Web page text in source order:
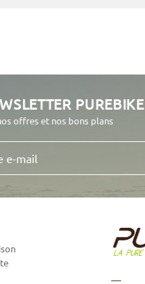
PUREBIKE
offres et nos bons plans